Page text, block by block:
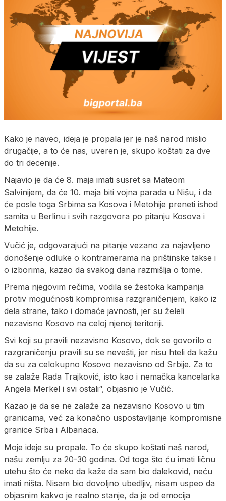
Kako je naveo, ideja je propala jer je naš narod mislio
drugačije, a to će nas, uveren je, skupo koštati za dve
do tri decenije.
Najavio je da će 8. maja imati susret sa Mateom
Salvinijem, da će 10. maja biti vojna parada u Nišu, i da
će posle toga Srbima sa Kosova i Metohije preneti ishod
samita u Berlinu i svih razgovora po pitanju Kosova i
Metohije.
Vučić je, odgovarajući na pitanje vezano za najavljeno
donošenje odluke o kontramerama na prištinske takse i
o izborima, kazao da svakog dana razmišlja o tome.
Prema njegovim rečima, vodila se žestoka kampanja
protiv mogućnosti kompromisa razgraničenjem, kako iz
dela strane, tako i domaće javnosti, jer su želeli
nezavisno Kosovo na celoj njenoj teritoriji.
Svi koji su pravili nezavisno Kosovo, dok se govorilo o
razgraničenju pravili su se nevešti, jer nisu hteli da kažu
da su za celokupno Kosovo nezavisno od Srbije. Za to
se zalaže Rada Trajković, isto kao i nemačka kancelarka
Angela Merkel i svi ostali“, objasnio je Vučić.
Kazao je da se ne zalaže za nezavisno Kosovo u tim
granicama, već za konačno uspostavljanje kompromisne
granice Srba i Albanaca.
Moje ideje su propale. To će skupo koštati naš narod,
našu zemlju za 20-30 godina. Od toga što ću imati ličnu
utehu što će neko da kaže da sam bio dalekovid, neću
imati ništa. Nisam bio dovoljno ubedljiv, nisam uspeo da
objasnim kakvo je realno stanje, da je od emocija